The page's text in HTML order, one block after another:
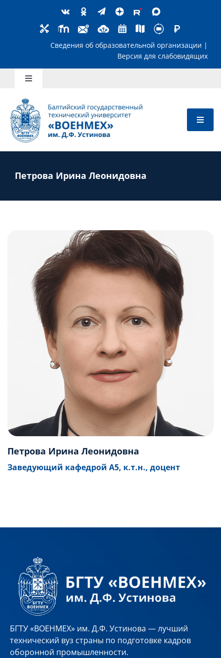
Сведения об образовательной
Toggle
Школьникам
Абитуриентам
Преподавателям
Партнерам
НИОКР
Петрова Ирина Леонидовна
Петрова Ирина Леонидовна
Заведующий кафедрой А5, к.т.н., доцент
БГТУ «ВОЕНМЕХ» им. Д.Ф. Устинова — лучший
технический вуз страны по подготовке кадров
оборонной промышленности.